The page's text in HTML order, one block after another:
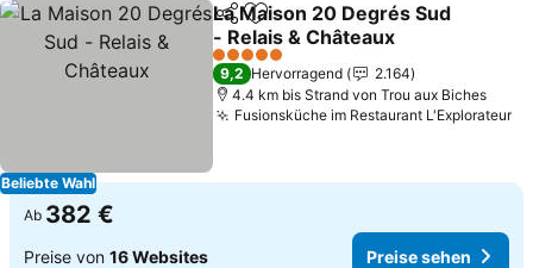
Beliebte Wahl
TeilenZu Favoriten hinzufügen
La Maison 20 Degrés Sud
- Relais & Châteaux
5 Sterne
9,2 Hervorragend
2.164
4.4 km bis Strand von Trou aux Biches
Fusionsküche im Restaurant L'Explorateur
Ab 382 €
Preise von 16 Websites Preise sehen